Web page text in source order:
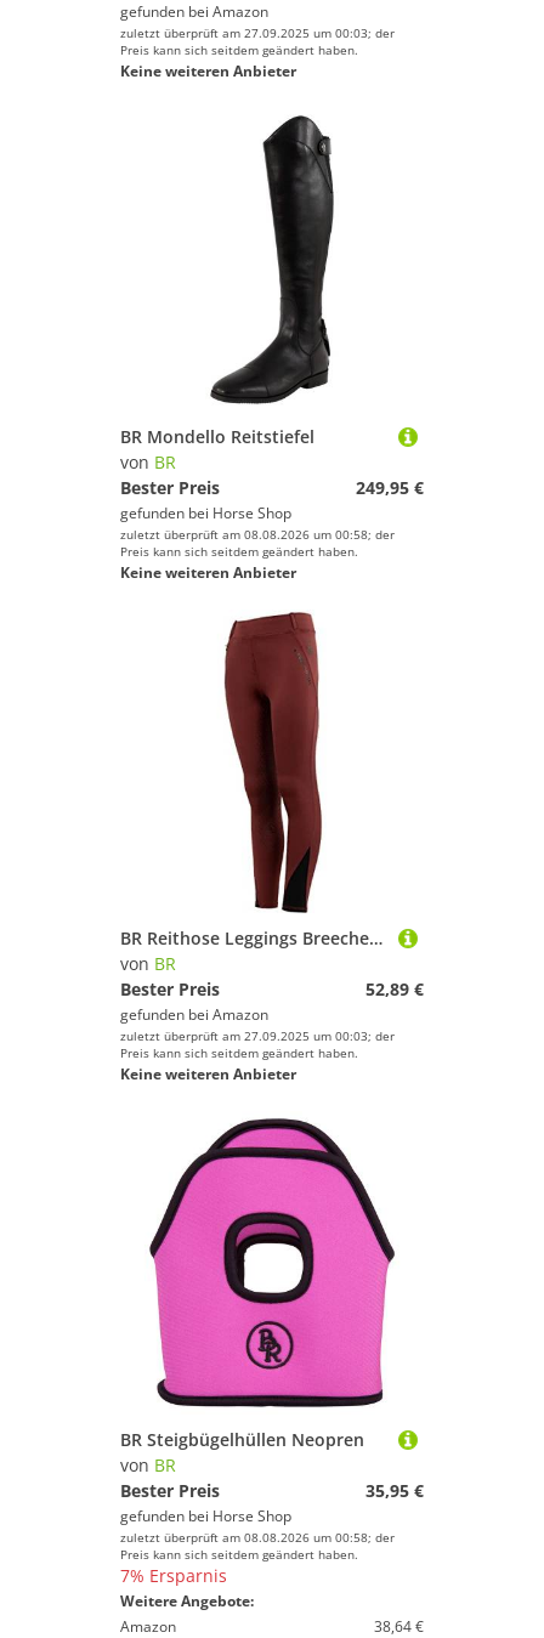
gefunden bei Amazon
zuletzt überprüft am 27.09.2025 um 00:03; der
Preis kann sich seitdem geändert haben.
Keine weiteren Anbieter
BR Mondello Reitstiefel
von BR
Bester Preis
249,95 €
gefunden bei Horse Shop
zuletzt überprüft am 08.08.2026 um 00:58; der
Preis kann sich seitdem geändert haben.
Keine weiteren Anbieter
BR Reithose Leggings Breeches Kinder Bordeaux Port Vollbesatz Silikon, Größe:140
von BR
Bester Preis
52,89 €
gefunden bei Amazon
zuletzt überprüft am 27.09.2025 um 00:03; der
Preis kann sich seitdem geändert haben.
Keine weiteren Anbieter
BR Steigbügelhüllen Neopren
von BR
Bester Preis
35,95 €
gefunden bei Horse Shop
zuletzt überprüft am 08.08.2026 um 00:58; der
Preis kann sich seitdem geändert haben.
7% Ersparnis
Weitere Angebote:
Amazon
38,64 €